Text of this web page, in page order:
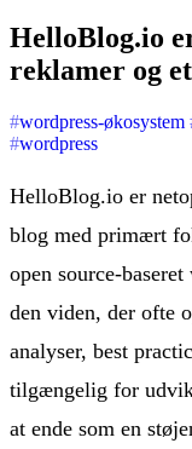
HelloBlog.io
reklamer og
wordpress-økosystem
wordpress
HelloBlog.io er
blog med primært
open source-
den viden, der ofte
analyser, best
tilgængelig for
at ende som en